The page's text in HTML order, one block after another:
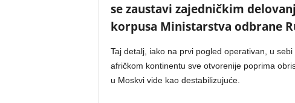
se zaustavi zajedničkim
korpusa Ministarstva odbrane
Taj detalj, iako na prvi pogled operativan, u
afričkom kontinentu sve otvorenije poprima
u Moskvi vide kao destabilizujuće.